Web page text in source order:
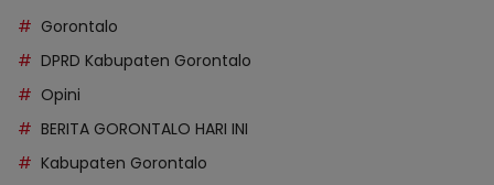
Gorontalo
DPRD Kabupaten Gorontalo
Opini
BERITA GORONTALO HARI INI
Kabupaten Gorontalo